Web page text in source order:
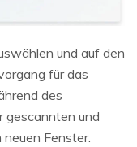
und auf den
für das
des
gescannten und
Fenster.